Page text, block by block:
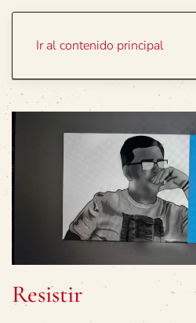
Ir al contenido principal
Resistir